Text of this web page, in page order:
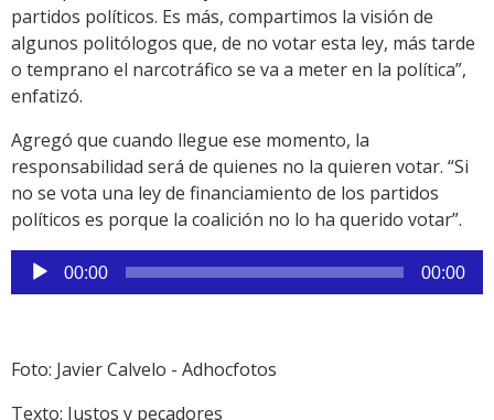
partidos políticos. Es más, compartimos la visión de
algunos politólogos que, de no votar esta ley, más tarde
o temprano el narcotráfico se va a meter en la política”,
enfatizó.
Agregó que cuando llegue ese momento, la
responsabilidad será de quienes no la quieren votar. “Si
no se vota una ley de financiamiento de los partidos
políticos es porque la coalición no lo ha querido votar”.
Reproductor
de
00:00 00:00
Foto: Javier Calvelo - Adhocfotos
Texto: Justos y pecadores